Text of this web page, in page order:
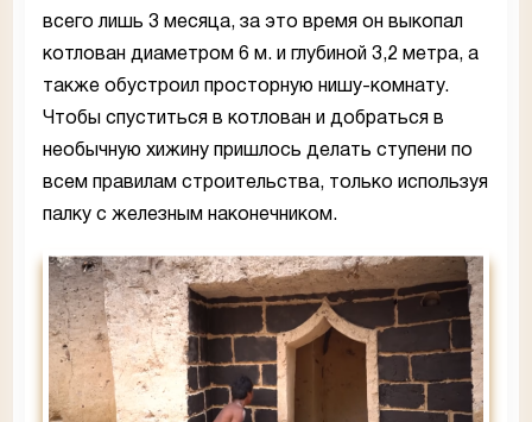
всего лишь 3 месяца, за это время он выкопал
котлован диаметром 6 м. и глубиной 3,2 метра, а
также обустроил просторную нишу-комнату.
Чтобы спуститься в котлован и добраться в
необычную хижину пришлось делать ступени по
всем правилам строительства, только используя
палку с железным наконечником.